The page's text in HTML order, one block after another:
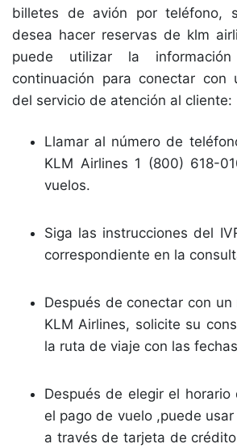
billetes de avión por teléfono,
desea hacer reservas de klm
puede utilizar la
continuación para conectar con
del servicio de atención al cliente:
Llamar al número de
KLM Airlines 1 (800) 618-
vuelos.
Siga las instrucciones del
correspondiente en la
Después de conectar con
KLM Airlines, solicite su
la ruta de viaje con las
Después de elegir el
el pago de vuelo ,puede
a través de tarjeta de